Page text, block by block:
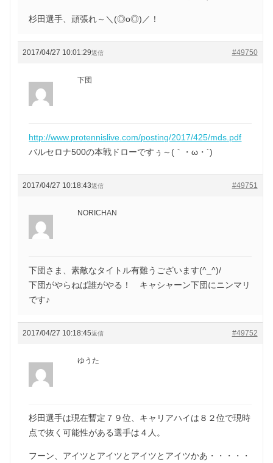
杉田選手、頑張れ～＼(◎o◎)／！
2017/04/27 10:01:29 #49750
返信
下団
http://www.protennislive.com/posting/2017/425/mds.pdf
バルセロナ500の本戦ドローですぅ～(｀・ω・´)ゞ
2017/04/27 10:18:43 #49751
返信
NORICHAN
下団さま、素敵なタイトル有難うございます(^_^)/
下団がやらねば誰がやる！ キャシャーン下団にニンマリ
です♪
2017/04/27 10:18:45 #49752
返信
ゆうた
杉田選手は現在暫定７９位、キャリアハイは８２位で現時
点で抜く可能性がある選手は４人。
フーン、アイツとアイツとアイツとアイツかあ・・・・・